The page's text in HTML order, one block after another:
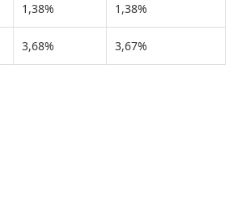
1,38% 1,38%
3,68% 3,67%